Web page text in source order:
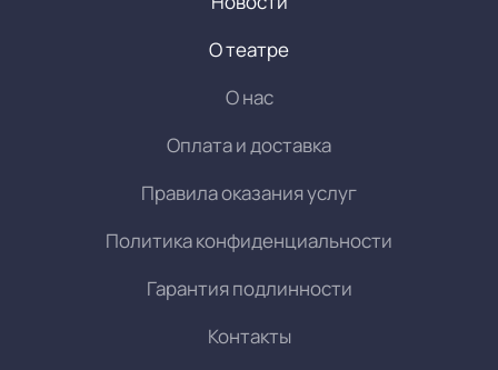
О театре
О нас
Оплата и доставка
Правила оказания услуг
Политика конфиденциальности
Гарантия подлинности
Контакты